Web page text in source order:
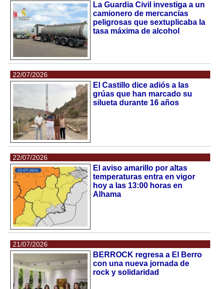
La Guardia Civil investiga a un
camionero de mercancías
peligrosas que sextuplicaba la
tasa máxima de alcohol
22/07/2026
El Castillo dice adiós a las
grúas que han marcado su
silueta durante 16 años
22/07/2026
El aviso amarillo por altas
temperaturas entra en vigor
hoy a las 13:00 horas en
Alhama
21/07/2026
BERROCK regresa a El Berro
con una nueva jornada de
rock y solidaridad